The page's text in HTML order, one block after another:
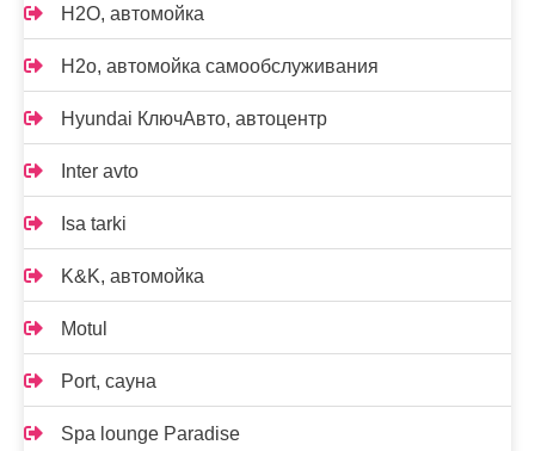
H2O, автомойка
H2o, автомойка самообслуживания
Hyundai КлючАвто, автоцентр
Inter avto
Isa tarki
K&K, автомойка
Motul
Port, сауна
Spa lounge Paradise